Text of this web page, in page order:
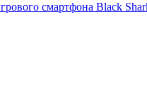
смартфона Black